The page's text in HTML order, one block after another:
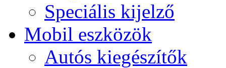
Speciális kijelző
Mobil eszközök
Autós kiegészítők